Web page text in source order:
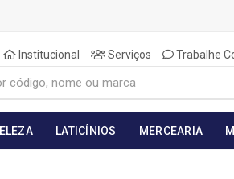
Institucional Serviços Trabalhe
LATICÍNIOS MERCEARIA